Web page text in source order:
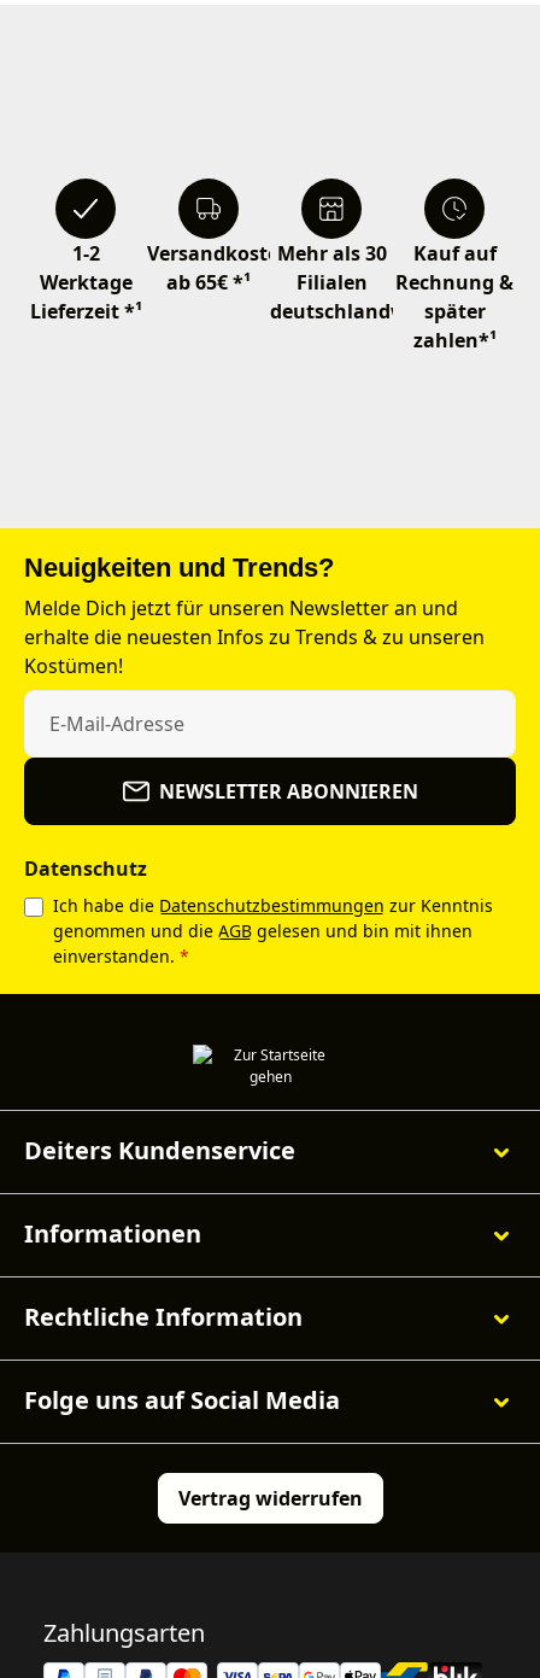
1-2
Werktage
Lieferzeit *¹
Versandkostenfrei
ab 65€ *¹
Mehr als 30
Filialen
deutschlandweit
Kauf auf
Rechnung &
später
zahlen*¹
Neuigkeiten und Trends?
Melde Dich jetzt für unseren Newsletter an und
erhalte die neuesten Infos zu Trends & zu unseren
Kostümen!
NEWSLETTER ABONNIEREN
Datenschutz
Ich habe die Datenschutzbestimmungen zur Kenntnis
genommen und die AGB gelesen und bin mit ihnen
einverstanden. *
Deiters Kundenservice
Informationen
Rechtliche Information
Folge uns auf Social Media
Vertrag widerrufen
Zahlungsarten